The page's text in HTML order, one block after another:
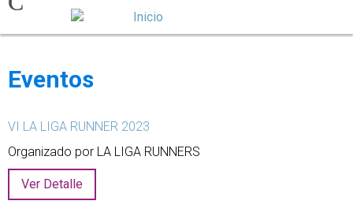
Eventos
VI LA LIGA RUNNER 2023
Organizado por LA LIGA RUNNERS
Ver Detalle